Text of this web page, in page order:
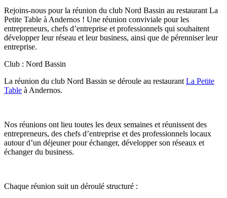
Rejoins-nous pour la réunion du club Nord Bassin au restaurant La
Petite Table à Andernos ! Une réunion conviviale pour les
entrepreneurs, chefs d’entreprise et professionnels qui souhaitent
développer leur réseau et leur business, ainsi que de pérenniser leur
entreprise.
Club : Nord Bassin
La réunion du club Nord Bassin se déroule au restaurant La Petite
Table à Andernos.
Nos réunions ont lieu toutes les deux semaines et réunissent des
entrepreneurs, des chefs d’entreprise et des professionnels locaux
autour d’un déjeuner pour échanger, développer son réseaux et
échanger du business.
Chaque réunion suit un déroulé structuré :